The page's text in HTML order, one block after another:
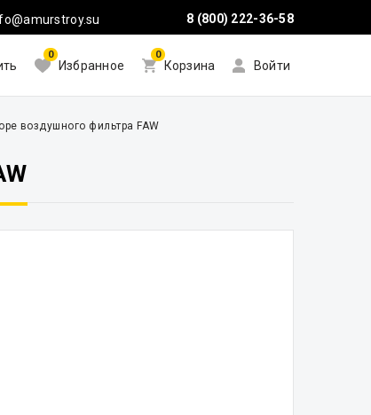
8 (800) 222-36-58
0
Избранное
0
Корзина Войти
воздушного фильтра FAW